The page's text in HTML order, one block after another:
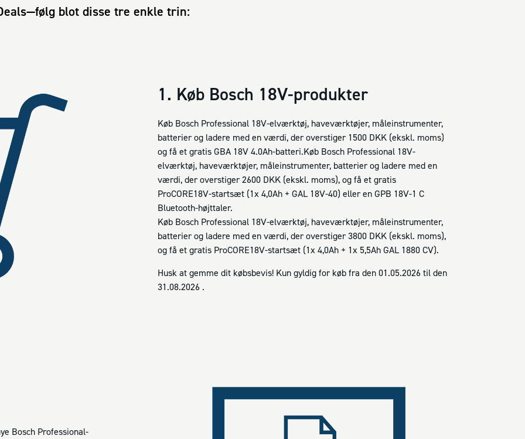
blot disse tre enkle trin:
1. Køb Bosch 18V-produkter
Køb Bosch Professional 18V-elværktøj, haveværktøjer, måleinstrumenter,
batterier og ladere med en værdi, der overstiger 1500 DKK (ekskl. moms)
og få et gratis GBA 18V 4.0Ah-batteri.Køb Bosch Professional 18V-
elværktøj, haveværktøjer, måleinstrumenter, batterier og ladere med en
værdi, der overstiger 2600 DKK (ekskl. moms), og få et gratis
ProCORE18V-startsæt (1x 4,0Ah + GAL 18V-40) eller en GPB 18V-1 C
Bluetooth-højttaler.
Køb Bosch Professional 18V-elværktøj, haveværktøjer, måleinstrumenter,
batterier og ladere med en værdi, der overstiger 3800 DKK (ekskl. moms),
og få et gratis ProCORE18V-startsæt (1x 4,0Ah + 1x 5,5Ah GAL 1880 CV).
Husk at gemme dit købsbevis! Kun gyldig for køb fra den 01.05.2026 til den
31.08.2026 .
Bosch Professional-